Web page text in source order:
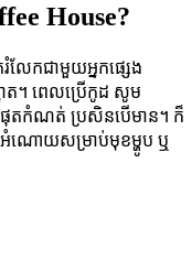
House?
លែកជាមួយអ្នកផ្សេង
ាត។ ពេលប្រើកូដ សូម
ងៃផុតកំណត់ ប្រសិនបើមាន។ ក៏
តអំណោយសម្រាប់មុខម្ហូប ឬ